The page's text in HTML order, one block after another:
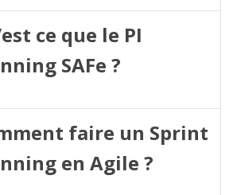
ce que le PI
SAFe ?
faire un Sprint
en Agile ?